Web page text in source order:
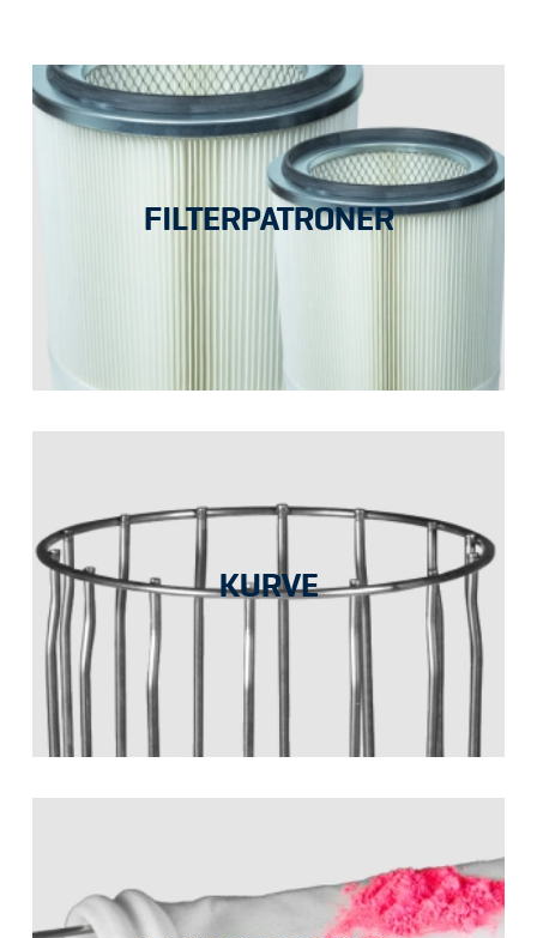
FILTERPATRONER
KURVE